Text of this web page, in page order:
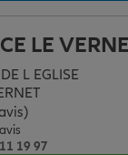
LE
L EGLISE
sur 5
19 97